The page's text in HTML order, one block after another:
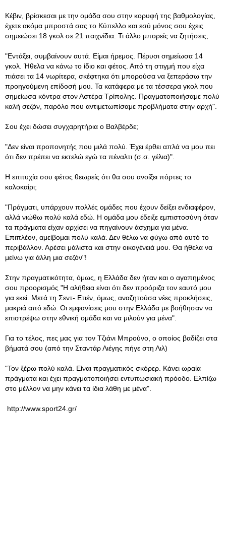
Κέβιν, βρίσκεσαι με την ομάδα σου στην κορυφή της βαθμολογίας,
έχετε ακόμα μπροστά σας το Κύπελλο και εσύ μόνος σου έχεις
σημειώσει 18 γκολ σε 21 παιχνίδια. Τι άλλο μπορείς να ζητήσεις;
"Εντάξει, συμβαίνουν αυτά. Είμαι ήρεμος. Πέρυσι σημείωσα 14
γκολ. Ήθελα να κάνω το ίδιο και φέτος. Από τη στιγμή που είχα
πιάσει τα 14 νωρίτερα, σκέφτηκα ότι μπορούσα να ξεπεράσω την
προηγούμενη επίδοσή μου. Τα κατάφερα με τα τέσσερα γκολ που
σημείωσα κόντρα στον Αστέρα Τρίπολης. Πραγματοποιήσαμε πολύ
καλή σεζόν, παρόλο που αντιμετωπίσαμε προβλήματα στην αρχή".
Σου έχει δώσει συγχαρητήρια ο Βαλβέρδε;
"Δεν είναι προπονητής που μιλά πολύ. Έχει έρθει απλά να μου πει
ότι δεν πρέπει να εκτελώ εγώ τα πέναλτι (σ.σ. γέλια)".
Η επιτυχία σου φέτος θεωρείς ότι θα σου ανοίξει πόρτες το
καλοκαίρι;
"Πράγματι, υπάρχουν πολλές ομάδες που έχουν δείξει ενδιαφέρον,
αλλά νιώθω πολύ καλά εδώ. Η ομάδα μου έδειξε εμπιστοσύνη όταν
τα πράγματα είχαν αρχίσει να πηγαίνουν άσχημα για μένα.
Επιπλέον, αμείβομαι πολύ καλά. Δεν θέλω να φύγω από αυτό το
περιβάλλον. Αρέσει μάλιστα και στην οικογένειά μου. Θα ήθελα να
μείνω για άλλη μια σεζόν"!
Στην πραγματικότητα, όμως, η Ελλάδα δεν ήταν και ο αγαπημένος
σου προορισμός "Η αλήθεια είναι ότι δεν προόριζα τον εαυτό μου
για εκεί. Μετά τη Σεντ- Ετιέν, όμως, αναζητούσα νέες προκλήσεις,
μακριά από εδώ. Οι εμφανίσεις μου στην Ελλάδα με βοήθησαν να
επιστρέψω στην εθνική ομάδα και να μιλούν για μένα".
Για το τέλος, πες μας για τον Τζιάνι Μπρούνο, ο οποίος βαδίζει στα
βήματά σου (από την Σταντάρ Λιέγης πήγε στη Λιλ)
"Τον ξέρω πολύ καλά. Είναι πραγματικός σκόρερ. Κάνει ωραία
πράγματα και έχει πραγματοποιήσει εντυπωσιακή πρόοδο. Ελπίζω
στο μέλλον να μην κάνει τα ίδια λάθη με μένα".
http://www.sport24.gr/